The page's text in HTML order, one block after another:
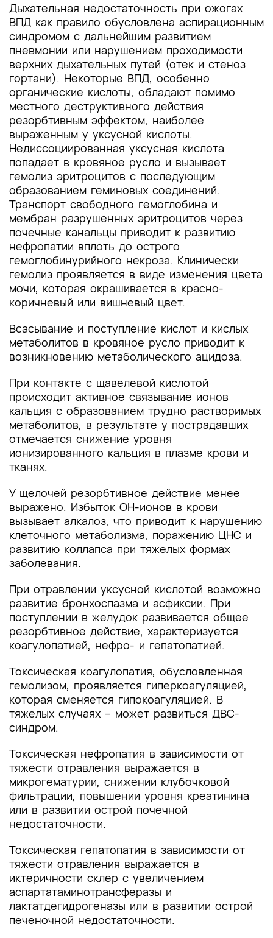
Дыхательная недостаточность при ожогах
ВПД как правило обусловлена аспирационным
синдромом с дальнейшим развитием
пневмонии или нарушением проходимости
верхних дыхательных путей (отек и стеноз
гортани). Некоторые ВПД, особенно
органические кислоты, обладают помимо
местного деструктивного действия
резорбтивным эффектом, наиболее
выраженным у уксусной кислоты.
Недиссоциированная уксусная кислота
попадает в кровяное русло и вызывает
гемолиз эритроцитов с последующим
образованием геминовых соединений.
Транспорт свободного гемоглобина и
мембран разрушенных эритроцитов через
почечные канальцы приводит к развитию
нефропатии вплоть до острого
гемоглобинурийного некроза. Клинически
гемолиз проявляется в виде изменения цвета
мочи, которая окрашивается в красно-
коричневый или вишневый цвет.
Всасывание и поступление кислот и кислых
метаболитов в кровяное русло приводит к
возникновению метаболического ацидоза.
При контакте с щавелевой кислотой
происходит активное связывание ионов
кальция с образованием трудно растворимых
метаболитов, в результате у пострадавших
отмечается снижение уровня
ионизированного кальция в плазме крови и
тканях.
У щелочей резорбтивное действие менее
выражено. Избыток ОН-ионов в крови
вызывает алкалоз, что приводит к нарушению
клеточного метаболизма, поражению ЦНС и
развитию коллапса при тяжелых формах
заболевания.
При отравлении уксусной кислотой возможно
развитие бронхоспазма и асфиксии. При
поступлении в желудок развивается общее
резорбтивное действие, характеризуется
коагулопатией, нефро- и гепатопатией.
Токсическая коагулопатия, обусловленная
гемолизом, проявляется гиперкоагуляцией,
которая сменяется гипокоагуляцией. В
тяжелых случаях – может развиться ДВС-
синдром.
Токсическая нефропатия в зависимости от
тяжести отравления выражается в
микрогематурии, снижении клубочковой
фильтрации, повышении уровня креатинина
или в развитии острой почечной
недостаточности.
Токсическая гепатопатия в зависимости от
тяжести отравления выражается в
иктеричности склер с увеличением
аспартатаминотрансферазы и
лактатдегидрогеназы или в развитии острой
печеночной недостаточности.